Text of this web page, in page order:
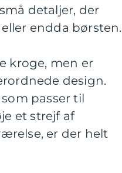
detaljer, der
endda børsten.
kroge, men er
design.
passer til
et strejf af
er der helt